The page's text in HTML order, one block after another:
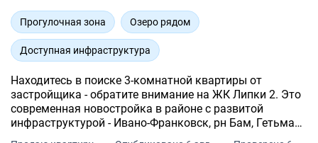
Прогулочная зона Озеро рядом
Доступная инфраструктура
Находитесь в поиске 3-комнатной квартиры от
застройщика - обратите внимание на ЖК Липки 2. Это
современная новостройка в районе с развитой
инфраструктурой - Ивано-Франковск, рн Бам, Гетьмана